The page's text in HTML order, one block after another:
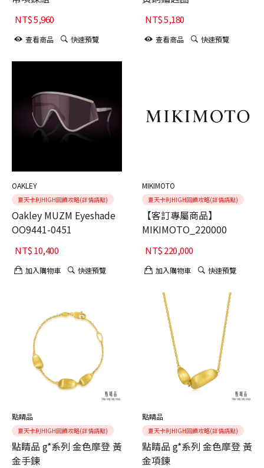
NT$5,960
查看商品 快速預覽
NT$5,180
查看商品 快速預覽
OAKLEY
夏天卡利HIGH回饋攻略(詳情請點)
Oakley MUZM Eyeshade
OO9441-0451
NT$10,400
加入購物車 快速預覽
MIKIMOTO
夏天卡利HIGH回饋攻略(詳情請點)
【客訂專屬商品】
MIKIMOTO_220000
NT$220,000
加入購物車 快速預覽
點睛品
夏天卡利HIGH回饋攻略(詳情請點)
點睛品 g*系列 金色摩登 黃
金手鍊
點睛品
夏天卡利HIGH回饋攻略(詳情請點)
點睛品 g*系列 金色摩登 黃
金項鍊